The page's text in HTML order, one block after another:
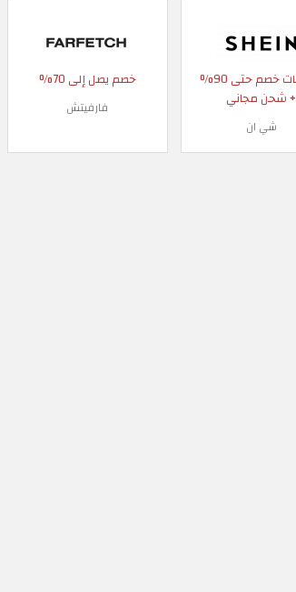
كوبونات خصم حتى 90%
+ شحن مجاني
شي ان
خصم يصل إلى 70%
فارفيتش